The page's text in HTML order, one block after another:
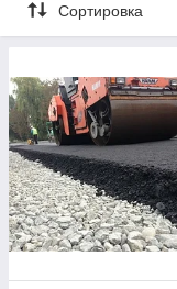
Сортировка